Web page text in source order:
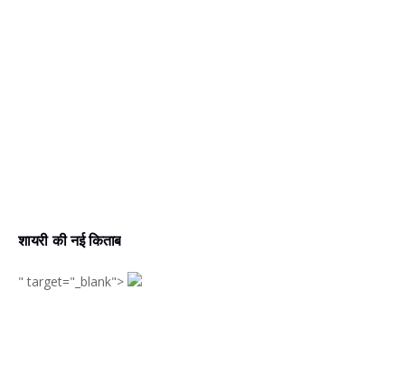
शायरी की नई किताब
" target="_blank">